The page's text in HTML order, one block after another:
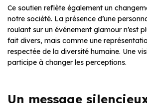
Ce soutien reflète également un
notre société. La présence d’une
roulant sur un événement glamour n’est
fait divers, mais comme une
respectée de la diversité humaine. Une
participe à changer les perceptions.
Un message